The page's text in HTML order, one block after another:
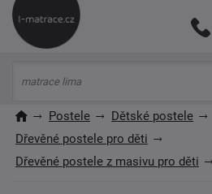
Postele
Dětské postele
Dřevěné postele pro děti
Dřevěné postele z masivu pro děti